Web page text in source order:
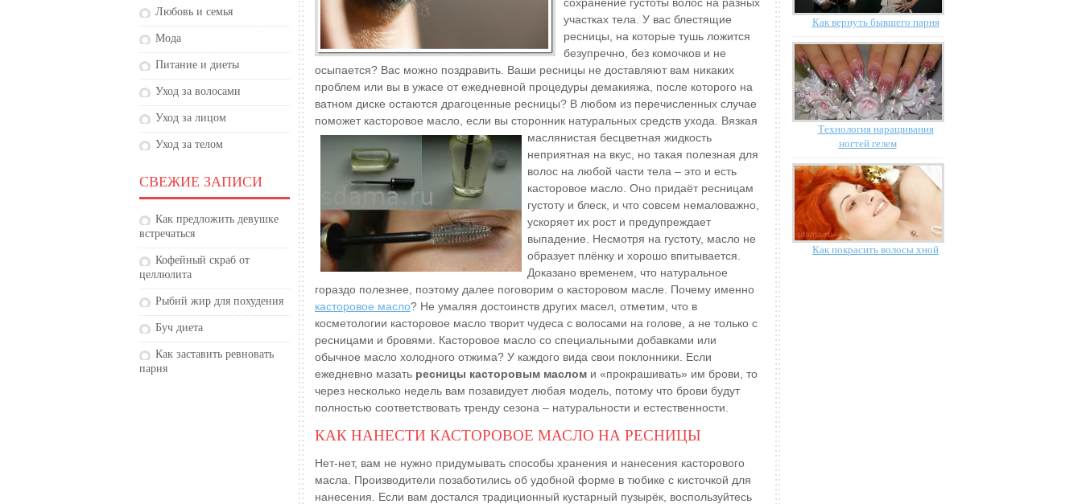
Любовь и семья
Мода
Питание и диеты
Уход за волосами
Уход за лицом
Уход за телом
СВЕЖИЕ ЗАПИСИ
Как предложить девушке
встречаться
Кофейный скраб от
целлюлита
Рыбий жир для похудения
Буч диета
Как заставить ревновать
парня
участках тела. У вас блестящие
ресницы, на которые тушь ложится
безупречно, без комочков и не
осыпается? Вас можно поздравить. Ваши ресницы не доставляют вам никаких
проблем или вы в ужасе от ежедневной процедуры демакияжа, после которого на
ватном диске остаются драгоценные ресницы? В любом из перечисленных случае
поможет касторовое масло, если вы сторонник натуральных средств ухода. Вязкая
маслянистая бесцветная жидкость
неприятная на вкус, но такая полезная для
волос на любой части тела – это и есть
касторовое масло. Оно придаёт ресницам
густоту и блеск, и что совсем немаловажно,
ускоряет их рост и предупреждает
выпадение. Несмотря на густоту, масло не
образует плёнку и хорошо впитывается.
Доказано временем, что натуральное
гораздо полезнее, поэтому далее поговорим о касторовом масле. Почему именно
касторовое масло? Не умаляя достоинств других масел, отметим, что в
косметологии касторовое масло творит чудеса с волосами на голове, а не только с
ресницами и бровями. Касторовое масло со специальными добавками или
обычное масло холодного отжима? У каждого вида свои поклонники. Если
ежедневно мазать ресницы касторовым маслом и «прокрашивать» им брови, то
через несколько недель вам позавидует любая модель, потому что брови будут
полностью соответствовать тренду сезона – натуральности и естественности.
КАК НАНЕСТИ КАСТОРОВОЕ МАСЛО НА РЕСНИЦЫ
Нет-нет, вам не нужно придумывать способы хранения и нанесения касторового
масла. Производители позаботились об удобной форме в тюбике с кисточкой для
нанесения. Если вам достался традиционный кустарный пузырёк, воспользуйтесь
Как вернуть бывшего парня
Технология наращивания
ногтей гелем
Как покрасить волосы хной